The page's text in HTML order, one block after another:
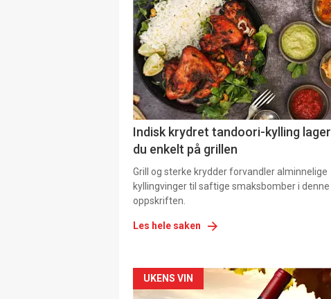
Indisk krydret tandoori-kylling lager
du enkelt på grillen
Grill og sterke krydder forvandler alminnelige
kyllingvinger til saftige smaksbomber i denne
oppskriften.
Les hele saken
Forsiden
UKENS VIN